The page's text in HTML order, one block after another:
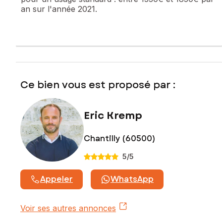
Prix de vente : 539 000 €
0640572609, E-mail : eric.kremp@safti.fr - EI - Agent
an sur l'année 2021.
Ce bien vous est proposé par :
Eric Kremp
Chantilly (60500)
5/5
Appeler WhatsApp
Voir ses autres annonces